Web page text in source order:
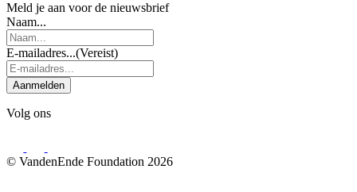
Meld je aan voor de nieuwsbrief
Naam...
E-mailadres...(Vereist)
Aanmelden
Volg ons
© VandenEnde Foundation 2026